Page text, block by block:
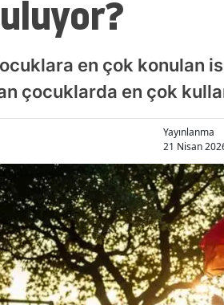
en çok konulan
çocuklarda en çok
Yayınlanma
21 Nisan